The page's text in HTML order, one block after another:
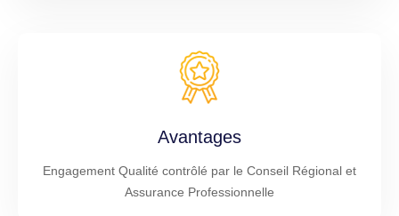
Avantages
Engagement Qualité contrôlé par le Conseil Régional et
Assurance Professionnelle